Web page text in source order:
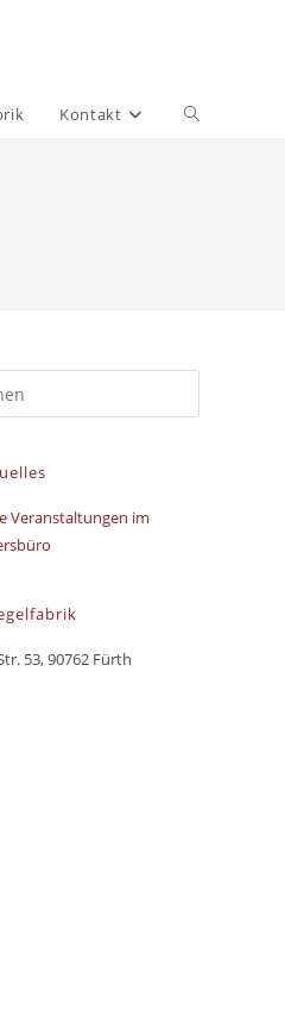
Kontakt
Veranstaltungen im
53, 90762 Fürth